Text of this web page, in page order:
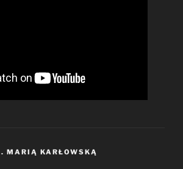
MARIĄ KARŁOWSKĄ